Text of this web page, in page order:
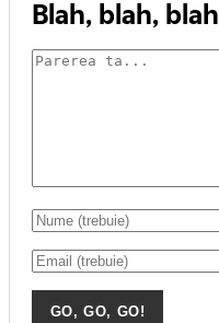
Blah, blah, blah